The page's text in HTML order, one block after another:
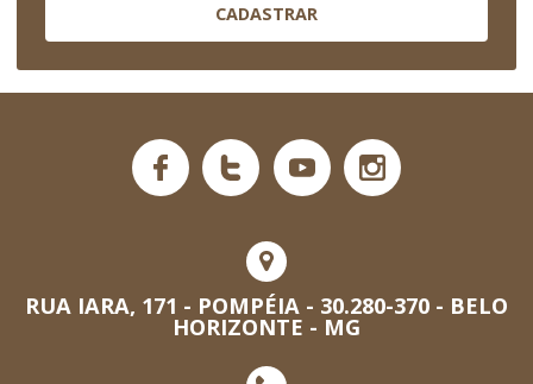
CADASTRAR
RUA IARA, 171 - POMPÉIA - 30.280-370 - BELO
HORIZONTE - MG